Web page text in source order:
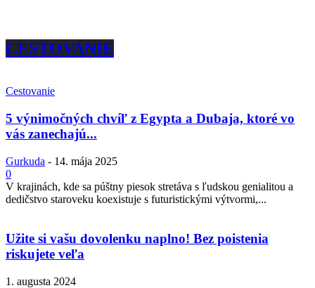
CESTOVANIE
Cestovanie
5 výnimočných chvíľ z Egypta a Dubaja, ktoré vo
vás zanechajú...
Gurkuda - 14. mája 2025
0
V krajinách, kde sa púštny piesok stretáva s ľudskou genialitou a
dedičstvo staroveku koexistuje s futuristickými výtvormi,...
Užite si vašu dovolenku naplno! Bez poistenia
riskujete veľa
1. augusta 2024